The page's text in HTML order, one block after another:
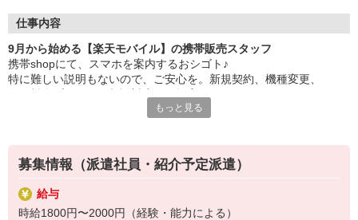
でも心配ご無用！
お互いに教え合ったり、フォローしあったりする
和気あいあいとした人間関係がある店舗ばかり！
皆で一緒にステップアップしましょう♪
【選べるお仕事いろいろ】
▼オフィスワーク
事務、経理、データ入力、コールセンター、受付
▼工場・製造・軽作業系
機械/食品製造・梱包・仕分け・加工・組立・検査
▼美容系
仕事内容
9月から始める【楽天モバイル】の携帯販売スタッフ
携帯shopにて、スマホを案内するおシゴト♪
特に難しい説明もないので、ご安心を。新規契約、機種変更、
満足度◎
■携帯やインターネット販売業務
docomo(ドコモ)/au(エーユー)・KDDI/softbank(ソフトバンク)など
の大手キャリアから
もっと見る
募集情報（派遣社員・紹介予定派遣）
給与
時給1800円〜2000円（経験・能力による）